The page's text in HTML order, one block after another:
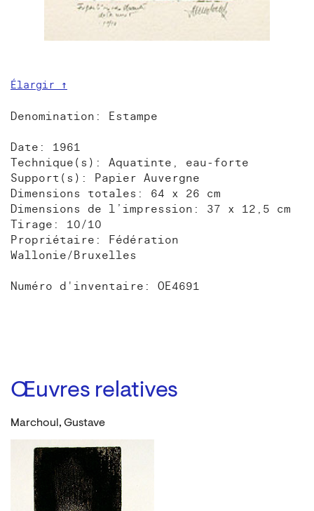
Élargir ↑
Denomination: Estampe
Date: 1961
Technique(s): Aquatinte, eau-forte
Support(s): Papier Auvergne
Dimensions totales: 64 x 26 cm
Dimensions de l’impression: 37 x 12,5 cm
Tirage: 10/10
Propriétaire: Fédération
Wallonie/Bruxelles
Numéro d'inventaire: OE4691
Œuvres relatives
Marchoul, Gustave